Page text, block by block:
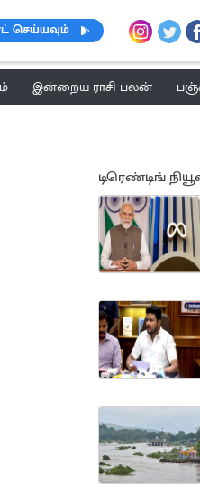
செய்யவும்
இன்றைய ராசி பலன்
டிரெண்டிங்